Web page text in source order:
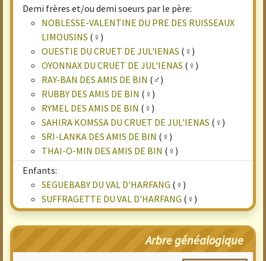
Demi frères et/ou demi soeurs par le père:
NOBLESSE-VALENTINE DU PRE DES RUISSEAUX
LIMOUSINS (♀)
OUESTIE DU CRUET DE JUL'IENAS (♀)
OYONNAX DU CRUET DE JUL'IENAS (♀)
RAY-BAN DES AMIS DE BIN (♂)
RUBBY DES AMIS DE BIN (♀)
RYMEL DES AMIS DE BIN (♀)
SAHIRA KOMSSA DU CRUET DE JUL'IENAS (♀)
SRI-LANKA DES AMIS DE BIN (♀)
THAI-O-MIN DES AMIS DE BIN (♀)
Enfants:
SEGUEBABY DU VAL D'HARFANG (♀)
SUFFRAGETTE DU VAL D'HARFANG (♀)
Arbre généalogique